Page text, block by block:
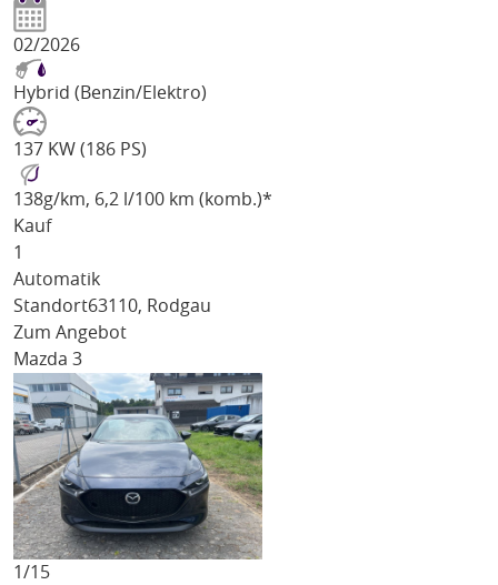
02/2026
Hybrid (Benzin/Elektro)
137 KW (186 PS)
138g/km, 6,2 l/100 km (komb.)*
Kauf
1
Automatik
Standort63110, Rodgau
Zum Angebot
Mazda 3
1/15